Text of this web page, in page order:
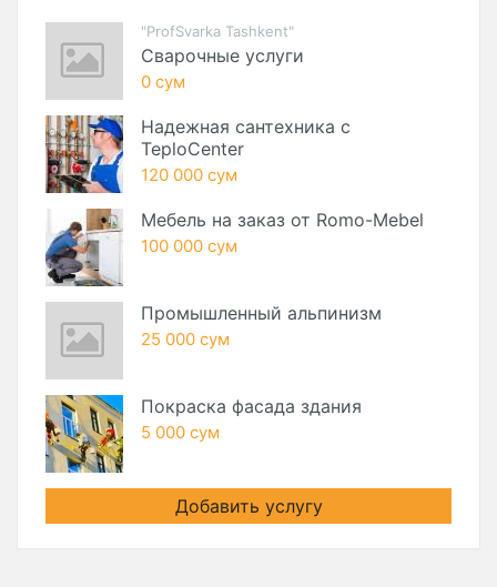
"ProfSvarka Tashkent"
Сварочные услуги
0 сум
Надежная сантехника с
TeploCenter
120 000 сум
Мебель на заказ от Romo-Mebel
100 000 сум
Промышленный альпинизм
25 000 сум
Покраска фасада здания
5 000 сум
Добавить услугу